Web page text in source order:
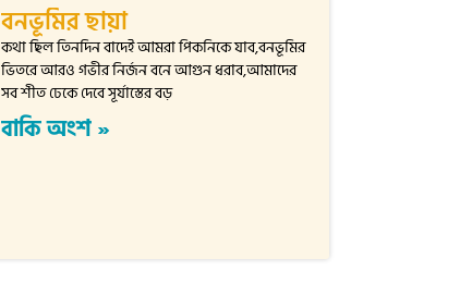
বনভূমির ছায়া
কথা ছিল তিনদিন বাদেই আমরা পিকনিকে যাব,বনভূমির
ভিতরে আরও গভীর নির্জন বনে আগুন ধরাব,আমাদের
সব শীত ঢেকে দেবে সূর্যাস্তের বড়
বাকি অংশ »